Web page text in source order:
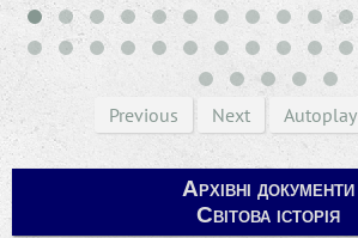
Previous Next Autoplay
Архівні документи
Світова історія